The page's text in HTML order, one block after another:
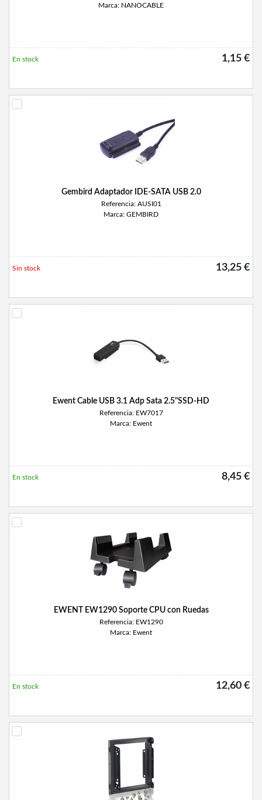
Marca: NANOCABLE
1,15 €
En stock
Gembird Adaptador IDE-SATA USB 2.0
Referencia: AUSI01
Marca: GEMBIRD
13,25 €
Sin stock
Ewent Cable USB 3.1 Adp Sata 2.5"SSD-HD
Referencia: EW7017
Marca: Ewent
8,45 €
En stock
EWENT EW1290 Soporte CPU con Ruedas
Referencia: EW1290
Marca: Ewent
12,60 €
En stock